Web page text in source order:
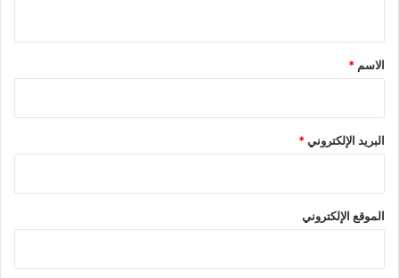
*
الاسم *
البريد الإلكتروني*
الموقع الإلكتروني